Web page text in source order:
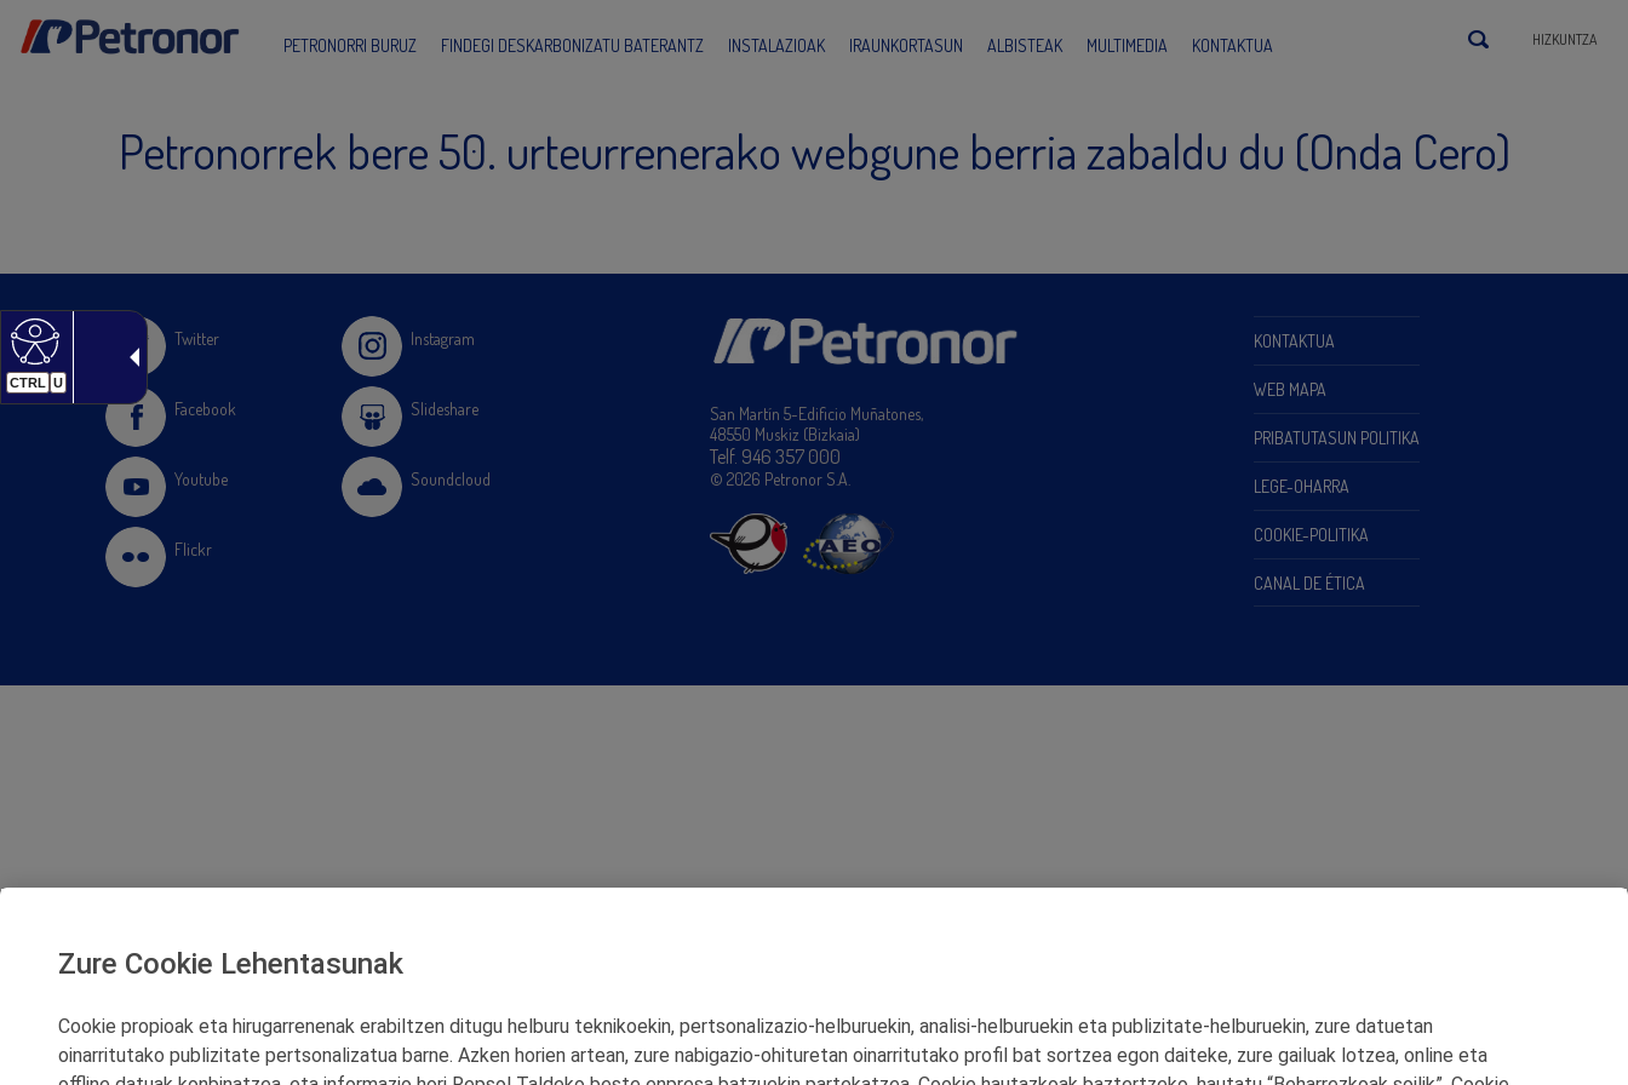
CTRL U
PETRONORRI BURUZ FINDEGI DESKARBONIZATU BATERANTZ INSTALAZIOAK IRAUNKORTASUN ALBISTEAK MULTIMEDIA KONTAKTUA HIZKUNTZA
Petronorrek bere 50. urteurrenerako webgune berria zabaldu du (Onda Cero)
Twitter
Facebook
Youtube
Flickr
Instagram
Slideshare
Soundcloud
San Martín 5-Edificio Muñatones,
48550 Muskiz (Bizkaia)
Telf. 946 357 000
© 2026 Petronor S.A.
KONTAKTUA
WEB MAPA
PRIBATUTASUN POLITIKA
LEGE-OHARRA
COOKIE-POLITIKA
CANAL DE ÉTICA
Zure Cookie Lehentasunak
Cookie propioak eta hirugarrenenak erabiltzen ditugu helburu teknikoekin, pertsonalizazio‑helburuekin, analisi‑helburuekin eta publizitate‑helburuekin, zure datuetan
oinarritutako publizitate pertsonalizatua barne. Azken horien artean, zure nabigazio‑ohituretan oinarritutako profil bat sortzea egon daiteke, zure gailuak lotzea, online eta